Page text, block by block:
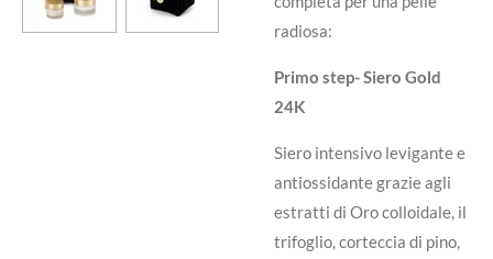
radiosa:
Primo step- Siero Gold
24K
Siero intensivo levigante e
antiossidante grazie agli
estratti di Oro colloidale, il
trifoglio, corteccia di pino,